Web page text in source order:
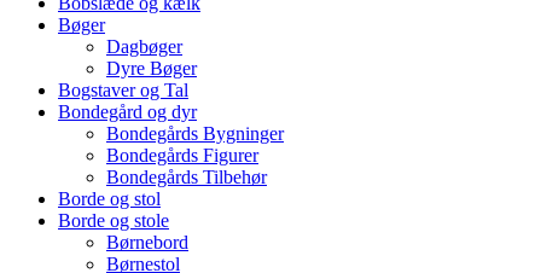
Bøger
Dagbøger
Dyre Bøger
Bogstaver og Tal
Bondegård og dyr
Bondegårds Bygninger
Bondegårds Figurer
Bondegårds Tilbehør
Borde og stol
Borde og stole
Børnebord
Børnestol